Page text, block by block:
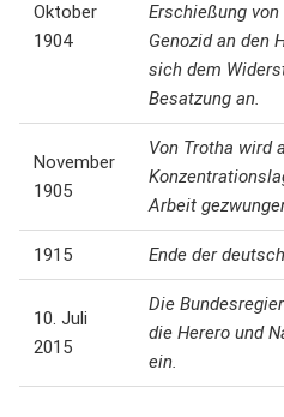
Oktober
1904
Erschießung
Genozid an den
sich dem
Besatzung an.
November
1905
Von Trotha wird
Arbeit
1915 Ende der
10. Juli
2015
Die
die Herero und
ein.